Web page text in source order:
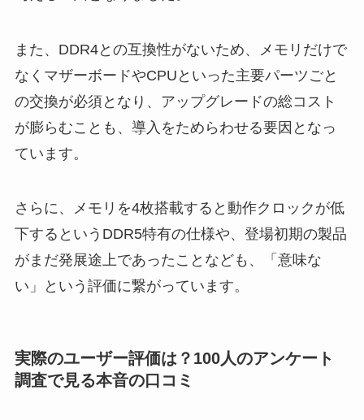
また、DDR4との互換性がないため、メモリだけで
なくマザーボードやCPUといった主要パーツごと
の交換が必須となり、アップグレードの総コスト
が膨らむことも、導入をためらわせる要因となっ
ています。
さらに、メモリを4枚搭載すると動作クロックが低
下するというDDR5特有の仕様や、登場初期の製品
がまだ発展途上であったことなども、「意味な
い」という評価に繋がっています。
実際のユーザー評価は？100人のアンケート
調査で見る本音の口コミ